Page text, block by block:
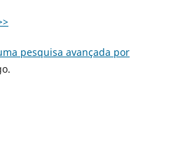
pesquisa avançada por